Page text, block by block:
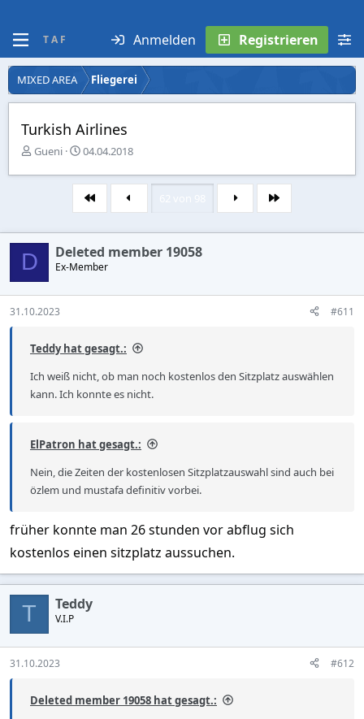
T A F Anmelden Registrieren
MIXED AREA Fliegerei
Turkish Airlines
E
s
l
e
r
Gueni
E
s
t
e
l
t
a
04.04.2018
Erste Letzte
D Deleted member 19058
Ex-Member
31.10.2023 #611
Teddy hat gesagt.:
Ich weiß nicht, ob man noch kostenlos den Sitzplatz auswählen
kann. Ich konnte es nicht.
ElPatron hat gesagt.:
Nein, die Zeiten der kostenlosen Sitzplatzauswahl sind auch bei
özlem und mustafa definitiv vorbei.
früher konnte man 26 stunden vor abflug sich
kostenlos einen sitzplatz aussuchen.
T Teddy
V.I.P
31.10.2023 #612
Deleted member 19058 hat gesagt.: